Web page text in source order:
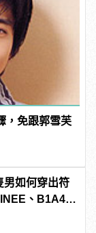
，免跟郭雪芙
男如何穿出符
、B1A4、